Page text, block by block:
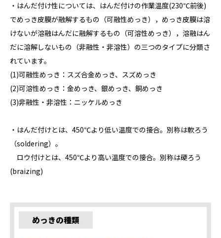
・はんだ付け性については、はんだ付けの作業温度(230℃前後)
でめっき皮膜が融解するもの（可融性めっき），めっき皮膜は溶
けないが溶融はんだに融解するもの（可溶性めっき），溶融はん
だに溶解しないもの（非融性・非溶性）の三つのタイプに分類さ
れています。
(1)可融性めっき：スズ合金めっき、スズめっき
(2)可溶性めっき：金めっき、銀めっき、銅めっき
(3)非融性・非溶性：ニッケルめっき
・はんだ付けとは、450℃より低い温度での接合。別称は軟ろう
（soldering）。
ロウ付けとは、450℃より高い温度での接合。別称は硬ろう
(braizing)
めっきの種類